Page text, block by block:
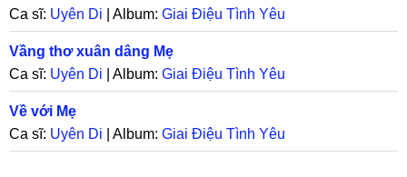
Ca sĩ: Uyên Di | Album: Giai Điệu Tình Yêu
Vầng thơ xuân dâng Mẹ
Ca sĩ: Uyên Di | Album: Giai Điệu Tình Yêu
Về với Mẹ
Ca sĩ: Uyên Di | Album: Giai Điệu Tình Yêu